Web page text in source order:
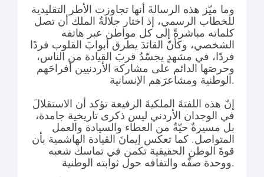
وما ميّز هذه الرسالةَ أنها تجاوزت الأطر التقليدية
للخطاب الرسمي، إذ اختار جلالةُ الملك أن تصل
كلماته مباشرةً إلى كل مواطن عبر هاتفه
الشخصي، وكأنّ القائدَ يطرق أبوابَ القلوب فردًا
فردًا، في مشهدٍ يجسّدُ قربَ القيادة من الناس،
وحرصَها الدائم على مشاركة الأردنيين أفراحَهم
الوطنية ومشاعرَهم الإنسانية.
إنّ هذه اللفتةَ الملكيةَ الرفيعة تؤكد أن الاستقلالَ
في الوجدان الأردني ليس ذكرى تاريخية جامدة،
بل مسيرةٌ حيّةٌ من العطاء والسيادة والعمل
المتواصل. كما تعكس إيمانَ القيادة الهاشمية بأن
قوةَ الوطن الحقيقية تكمن في تماسك شعبه
ووحدة صفّه والتفافه حول ثوابته الوطنية.